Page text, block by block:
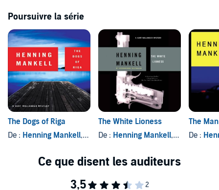
Poursuivre la série
The Dogs of Riga
De : Henning Mankell, et autres
The White Lioness
De : Henning Mankell, et autres
The
De :